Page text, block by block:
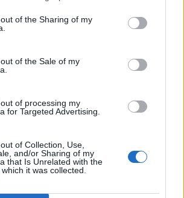
of the Sharing of my
of the Sale of my
of processing my
for Targeted Advertising.
of Collection, Use,
and/or Sharing of my
that Is Unrelated with the
it was collected.
nya dilemma:
undvika nästa
succé
storfilm The Odyssey väntas
från hela världen till den lilla
Men till skillnad från
nu styra utvecklingen – innan
till.